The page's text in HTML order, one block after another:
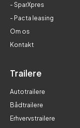
- SparXpres
- Pacta leasing
Om os
Kontakt
Trailere
Autotrailere
Bådtrailere
Erhvervstrailere